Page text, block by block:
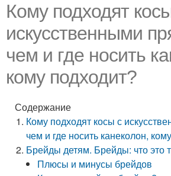
Кому подходят
искусственными
чем и где носить
кому подходит?
Содержание
Кому подходят косы с
чем и где носить канеколон,
Брейды детям. Брейды: что это
Плюсы и минусы брейдов